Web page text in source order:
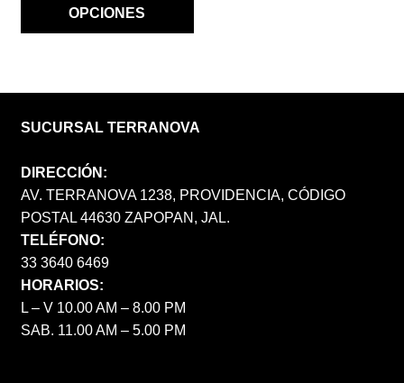
OPCIONES
SUCURSAL TERRANOVA
DIRECCIÓN:
AV. TERRANOVA 1238, PROVIDENCIA, CÓDIGO
POSTAL 44630 ZAPOPAN, JAL.
TELÉFONO:
33 3640 6469
HORARIOS:
L – V 10.00 AM – 8.00 PM
SAB. 11.00 AM – 5.00 PM